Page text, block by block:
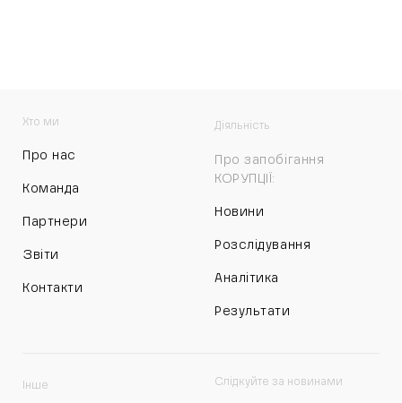
Хто ми
Про нас
Команда
Партнери
Звіти
Контакти
Діяльність
Про запобігання
КОРУПЦІЇ:
Новини
Розслідування
Аналітика
Результати
Інше Слідкуйте за новинами